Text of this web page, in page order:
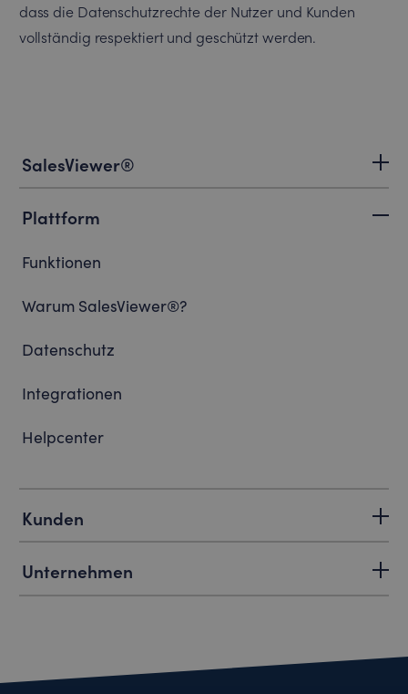
dass die Datenschutzrechte der Nutzer und Kunden
vollständig respektiert und geschützt werden.
SalesViewer®
Plattform
Funktionen
Warum SalesViewer®?
Datenschutz
Integrationen
Helpcenter
Kunden
Unternehmen